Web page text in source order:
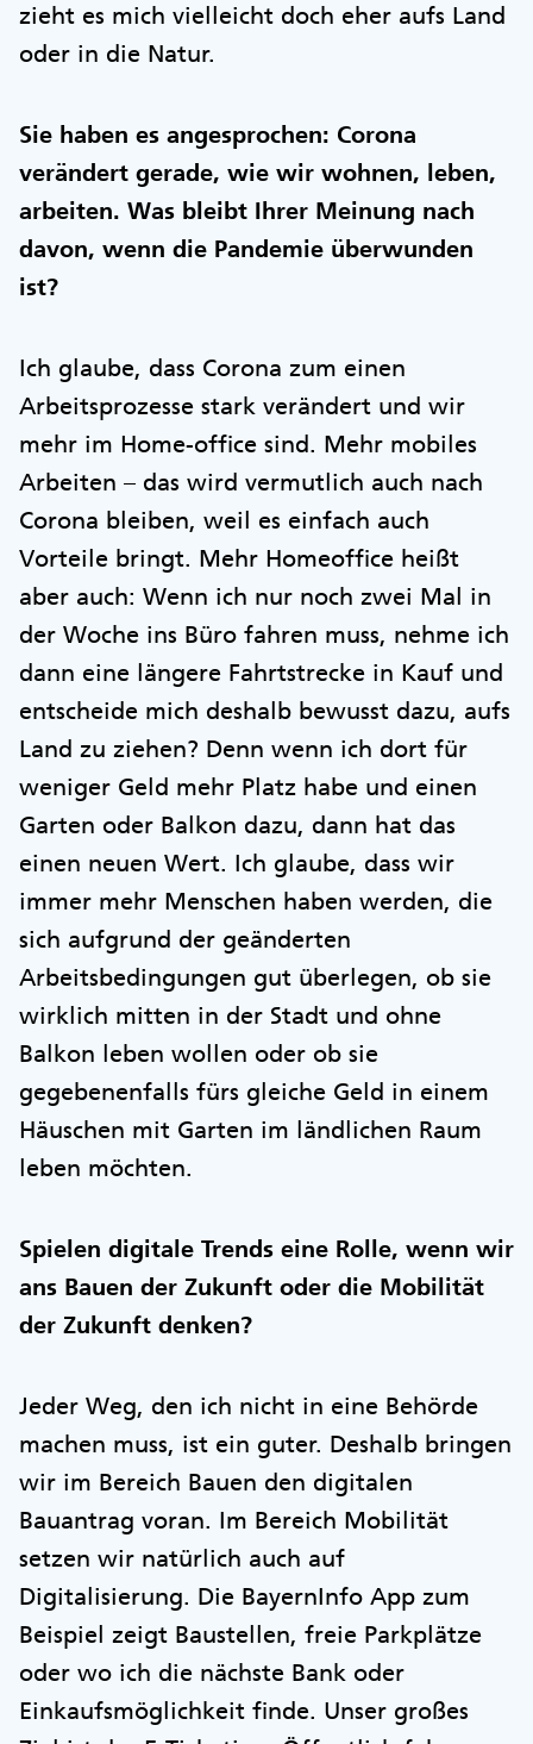
zieht es mich vielleicht doch eher aufs Land
oder in die Natur.
Sie haben es angesprochen: Corona
verändert gerade, wie wir wohnen, leben,
arbeiten. Was bleibt Ihrer Meinung nach
davon, wenn die Pandemie überwunden
ist?
Ich glaube, dass Corona zum einen
Arbeitsprozesse stark verändert und wir
mehr im Home-office sind. Mehr mobiles
Arbeiten – das wird vermutlich auch nach
Corona bleiben, weil es einfach auch
Vorteile bringt. Mehr Homeoffice heißt
aber auch: Wenn ich nur noch zwei Mal in
der Woche ins Büro fahren muss, nehme ich
dann eine längere Fahrtstrecke in Kauf und
entscheide mich deshalb bewusst dazu, aufs
Land zu ziehen? Denn wenn ich dort für
weniger Geld mehr Platz habe und einen
Garten oder Balkon dazu, dann hat das
einen neuen Wert. Ich glaube, dass wir
immer mehr Menschen haben werden, die
sich aufgrund der geänderten
Arbeitsbedingungen gut überlegen, ob sie
wirklich mitten in der Stadt und ohne
Balkon leben wollen oder ob sie
gegebenenfalls fürs gleiche Geld in einem
Häuschen mit Garten im ländlichen Raum
leben möchten.
Spielen digitale Trends eine Rolle, wenn wir
ans Bauen der Zukunft oder die Mobilität
der Zukunft denken?
Jeder Weg, den ich nicht in eine Behörde
machen muss, ist ein guter. Deshalb bringen
wir im Bereich Bauen den digitalen
Bauantrag voran. Im Bereich Mobilität
setzen wir natürlich auch auf
Digitalisierung. Die BayernInfo App zum
Beispiel zeigt Baustellen, freie Parkplätze
oder wo ich die nächste Bank oder
Einkaufsmöglichkeit finde. Unser großes